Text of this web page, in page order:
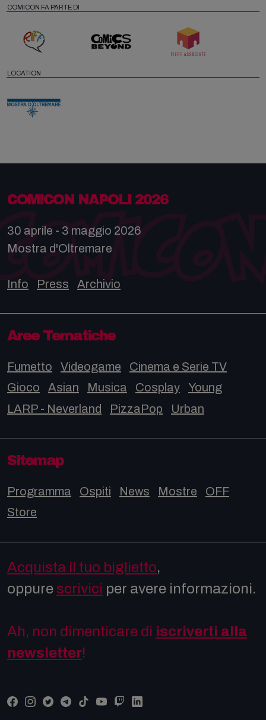
COMICON FA PARTE DI
LOCATION
COMICON NAPOLI 2026
30 aprile - 3 maggio 2026
Mostra d'Oltremare
Info Press Archivio
Aree Tematiche
Fumetto Videogame
Cinema e Serie TV
Gioco
Asian Musica Cosplay
Young
LARP - Neverland
PizzaPop Urban
Sitemap
Programma Ospiti News Mostre
OFF
Store
Acquista il tuo biglietto,
oppure scrivici per avere informazioni.
Ah, non dimenticare di iscriverti alla
newsletter!